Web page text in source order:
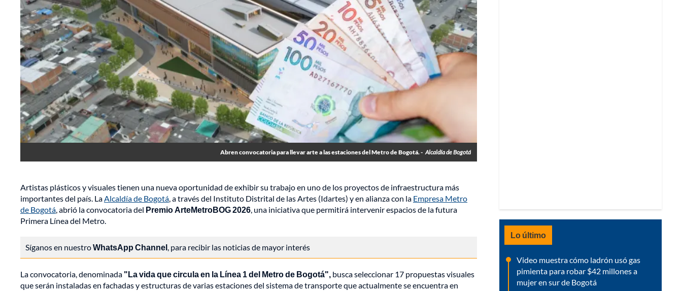
Abren convocatoria para llevar arte a las estaciones del Metro de Bogotá. - Alcaldía de Bogotá
Artistas plásticos y visuales tienen una nueva oportunidad de exhibir su trabajo en uno de los proyectos de infraestructura más
importantes del país. LaAlcaldía de Bogotá, a través del Instituto Distrital de las Artes (Idartes) y en alianza con la Empresa Metro
de Bogotá, abrió la convocatoria del Premio ArteMetroBOG 2026, una iniciativa que permitirá intervenir espacios de la futura
Primera Línea del Metro.
Síganos en nuestroWhatsApp Channel, para recibir las noticias de mayor interés
La convocatoria, denominada "La vida que circula en la Línea 1 del Metro de Bogotá", busca seleccionar 17 propuestas visuales
que serán instaladas en fachadas y estructuras de varias estaciones del sistema de transporte que actualmente se encuentra en
Lo último
Video muestra cómo ladrón usó gas
pimienta para robar $42 millones a
mujer en sur de Bogotá